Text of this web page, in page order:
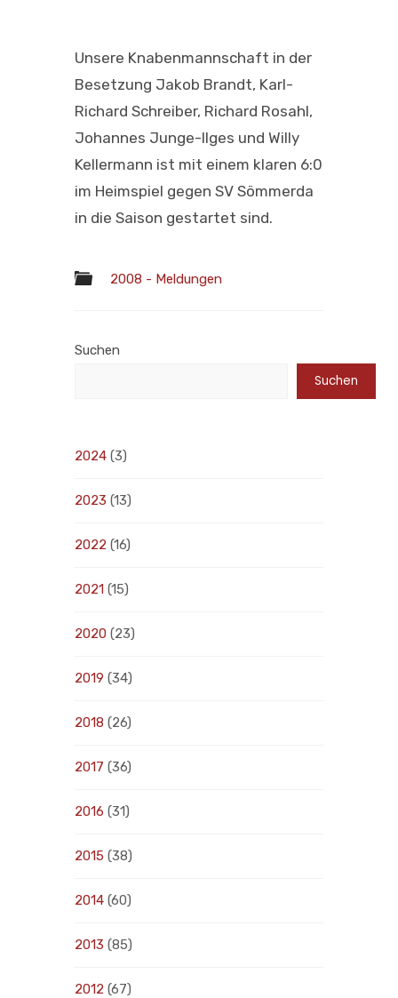
Unsere Knabenmannschaft in der
Besetzung Jakob Brandt, Karl-
Richard Schreiber, Richard Rosahl,
Johannes Junge-Ilges und Willy
Kellermann ist mit einem klaren 6:0
im Heimspiel gegen SV Sömmerda
in die Saison gestartet sind.
2008 - Meldungen
Suchen
Suchen
2024 (3)
2023 (13)
2022 (16)
2021 (15)
2020 (23)
2019 (34)
2018 (26)
2017 (36)
2016 (31)
2015 (38)
2014 (60)
2013 (85)
2012 (67)